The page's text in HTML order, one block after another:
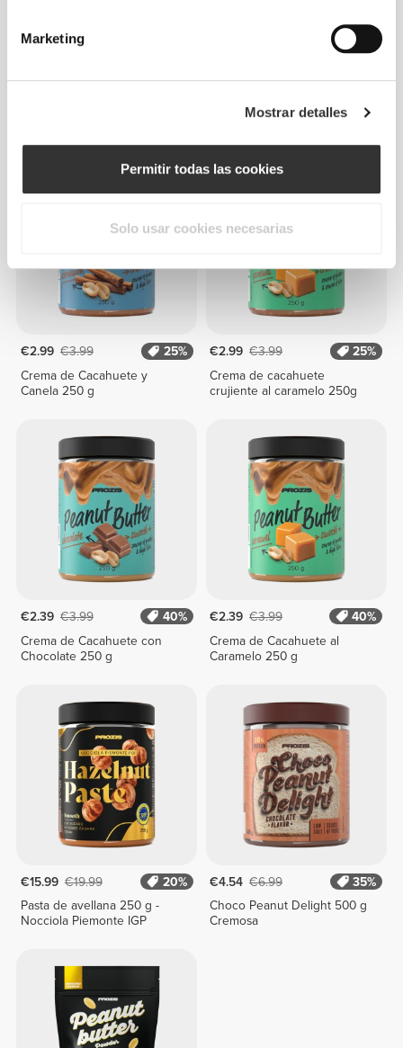
Marketing
Mostrar detalles
Permitir todas las cookies
Solo usar cookies necesarias
€5.99 €9.99
40%
€5.59 €6.99
20%
Crema de cacahuete con
€2.99 €3.99
25%
Crema de Cacahuete y
Canela 250 g
€2.99 €3.99
25%
Crema de cacahuete
crujiente al caramelo 250g
€2.39 €3.99
40%
Crema de Cacahuete con
Chocolate 250 g
€2.39 €3.99
40%
Crema de Cacahuete al
Caramelo 250 g
€15.99 €19.99
20%
Pasta de avellana 250 g -
Nocciola Piemonte IGP
€4.54 €6.99
35%
Choco Peanut Delight 500 g
Cremosa